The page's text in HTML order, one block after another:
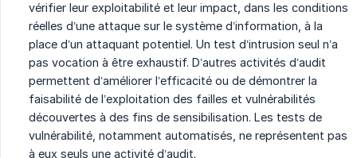
vérifier leur exploitabilité et leur impact, dans les conditions
réelles d’une attaque sur le système d’information, à la
place d’un attaquant potentiel. Un test d’intrusion seul n’a
pas vocation à être exhaustif. D’autres activités d’audit
permettent d’améliorer l’efficacité ou de démontrer la
faisabilité de l’exploitation des failles et vulnérabilités
découvertes à des fins de sensibilisation. Les tests de
vulnérabilité, notamment automatisés, ne représentent pas
à eux seuls une activité d’audit.